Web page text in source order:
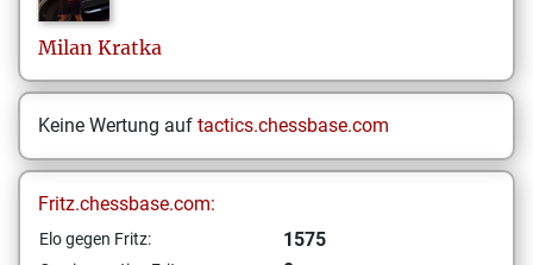
Milan Kratka
Keine Wertung auf tactics.chessbase.com
Fritz.chessbase.com:
Elo gegen Fritz: 1575